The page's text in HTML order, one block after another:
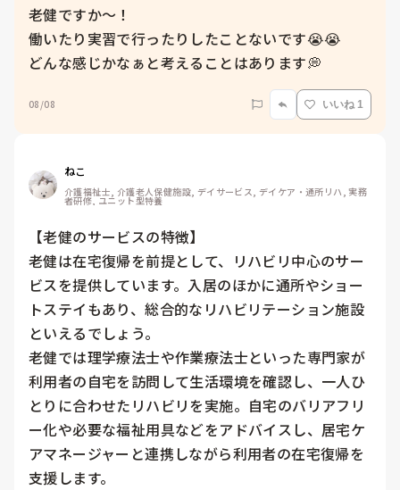
老健ですか〜！
働いたり実習で行ったりしたことないです😭😭
どんな感じかなぁと考えることはあります💭
08/08 いいね 1
ねこ
介護福祉士, 介護老人保健施設, デイサービス, デイケア・通所リハ, 実務
者研修, ユニット型特養
【老健のサービスの特徴】
老健は在宅復帰を前提として、リハビリ中心のサー
ビスを提供しています。入居のほかに通所やショー
トステイもあり、総合的なリハビリテーション施設
といえるでしょう。
老健では理学療法士や作業療法士といった専門家が
利用者の自宅を訪問して生活環境を確認し、一人ひ
とりに合わせたリハビリを実施。自宅のバリアフリ
ー化や必要な福祉用具などをアドバイスし、居宅ケ
アマネージャーと連携しながら利用者の在宅復帰を
支援します。